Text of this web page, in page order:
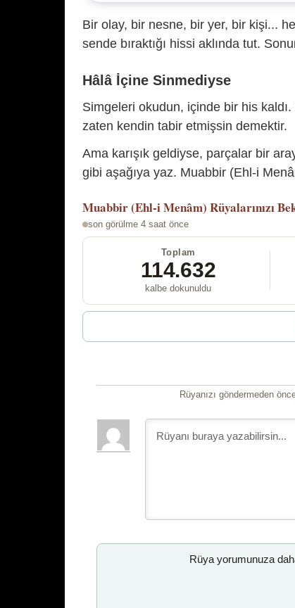
Bir olay, bir nesne, bir yer, bir kişi...
sende bıraktığı hissi aklında tut.
Hâlâ İçine Sinmediyse
Simgeleri okudun, içinde bir his
zaten kendin tabir etmişsin demektir.
Ama karışık geldiyse, parçalar bir
gibi aşağıya yaz. Muabbir (Ehl-i
Muabbir (Ehl-i Menâm) Rüyalarınızı
son görülme 4 saat önce
Toplam
114.632
kalbe dokunuldu
Rüyanızı göndermeden
Rüya yorumunuza